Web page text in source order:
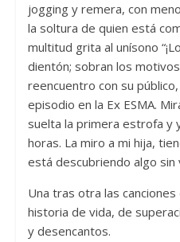
jogging y remera, con
la soltura de quien está
multitud grita al unísono
dientón; sobran los
reencuentro con su
episodio en la Ex ESMA.
suelta la primera estrofa y
horas. La miro a mi hija,
está descubriendo algo sin
Una tras otra las
historia de vida, de
y desencantos.